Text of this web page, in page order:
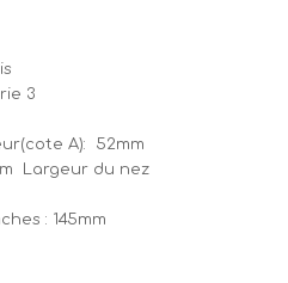
3
A): 52mm
Largeur du nez
: 145mm